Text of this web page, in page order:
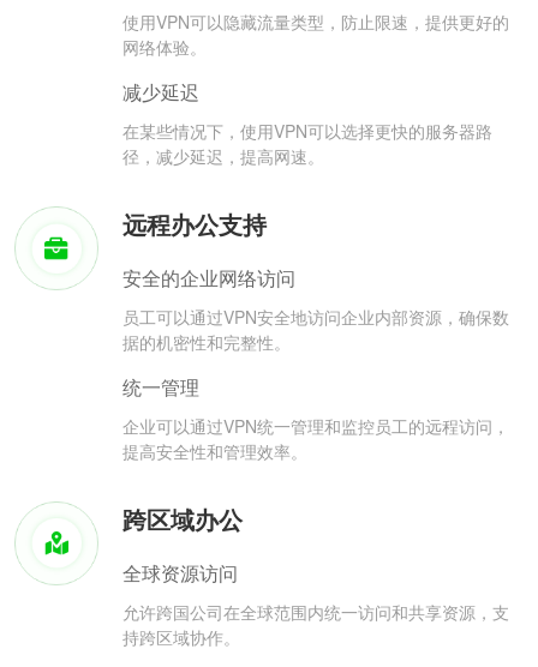
使用VPN可以隐藏流量类型，防止限速，提供更好的
网络体验。
减少延迟
在某些情况下，使用VPN可以选择更快的服务器路
径，减少延迟，提高网速。
远程办公支持
安全的企业网络访问
员工可以通过VPN安全地访问企业内部资源，确保数
据的机密性和完整性。
统一管理
企业可以通过VPN统一管理和监控员工的远程访问，
提高安全性和管理效率。
跨区域办公
全球资源访问
允许跨国公司在全球范围内统一访问和共享资源，支
持跨区域协作。